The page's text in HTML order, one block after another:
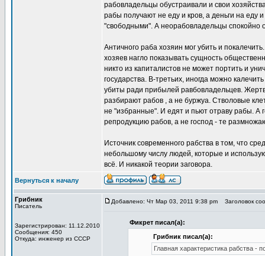
рабовладельцы обустраивали и свои
рабы получают не еду и кров, а деньги на еду
"свободными". А неорабовладельцы спокойно
Античного раба хозяин мог убить и
хозяев нагло показывать сущность
никто из капиталистов не может портить и
государства. В-третьих, иногда можно
убиты ради прибылей равбовладельцев.
разбирают рабов , а не буржуа. Стволовые
не "избранные". И едят и пьют отраву рабы. А
репродукцию рабов, а не господ - те
Источник современного рабства в том, что
небольшому числу людей, которые и
всё. И никакой теории заговора.
Вернуться к началу
Грибник
Писатель
Зарегистрирован: 11.12.2010
Сообщения: 450
Откуда: инженер из СССР
Добавлено: Чт Мар 03, 2011 9:38 pm Заголовок
Фикрет писал(а):
Грибник писал(а):
Главная характеристика рабства -